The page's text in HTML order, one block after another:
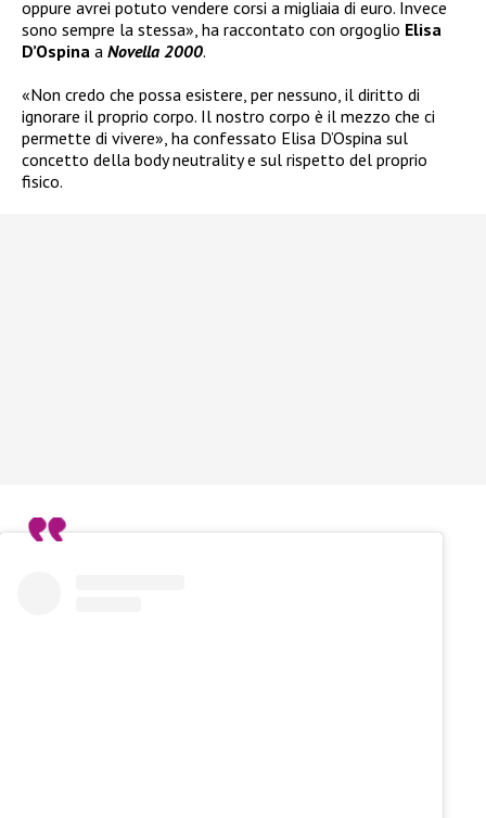
oppure avrei potuto vendere corsi a migliaia di euro. Invece
sono sempre la stessa», ha raccontato con orgoglio Elisa
D’Ospina a Novella 2000.
«Non credo che possa esistere, per nessuno, il diritto di
ignorare il proprio corpo. Il nostro corpo è il mezzo che ci
permette di vivere», ha confessato Elisa D’Ospina sul
concetto della body neutrality e sul rispetto del proprio
fisico.